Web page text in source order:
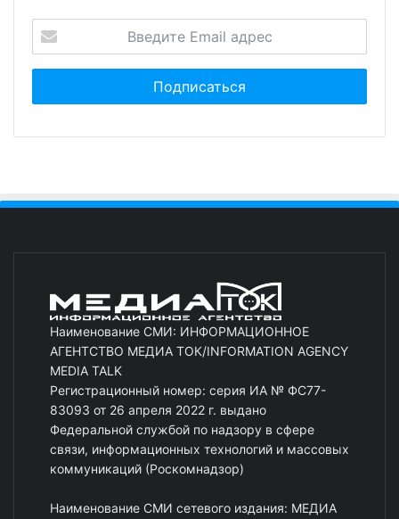
Наименование СМИ: ИНФОРМАЦИОННОЕ
АГЕНТСТВО МЕДИА ТОК/INFORMATION AGENCY
MEDIA TALK
Регистрационный номер: серия ИА № ФС77-
83093 от 26 апреля 2022 г. выдано
Федеральной службой по надзору в сфере
связи, информационных технологий и массовых
коммуникаций (Роскомнадзор)
Наименование СМИ сетевого издания: МЕДИА